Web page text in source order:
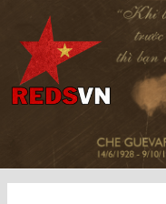
Kênh chia sẻ tri thức cộng đồng